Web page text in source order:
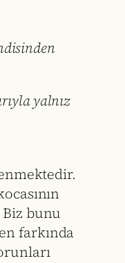
yalnız
Biz bunu
farkında